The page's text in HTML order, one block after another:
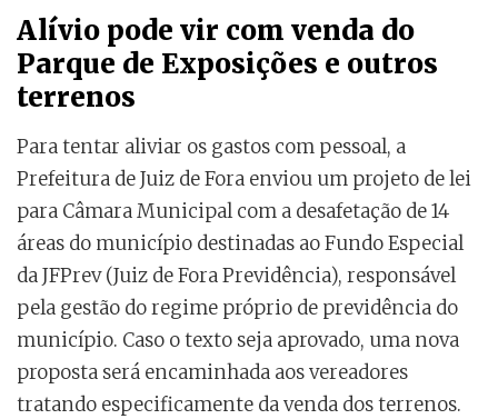
Alívio pode vir com venda do
Parque de Exposições e outros
terrenos
Para tentar aliviar os gastos com pessoal, a
Prefeitura de Juiz de Fora enviou um projeto de lei
para Câmara Municipal com a desafetação de 14
áreas do município destinadas ao Fundo Especial
da JFPrev (Juiz de Fora Previdência), responsável
pela gestão do regime próprio de previdência do
município. Caso o texto seja aprovado, uma nova
proposta será encaminhada aos vereadores
tratando especificamente da venda dos terrenos.